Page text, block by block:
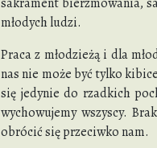
młodych ludzi.
Praca z młodzieżą i dla
nas nie może być tylko
się jedynie do rzadkich
wychowujemy wszyscy.
obrócić się przeciwko nam.